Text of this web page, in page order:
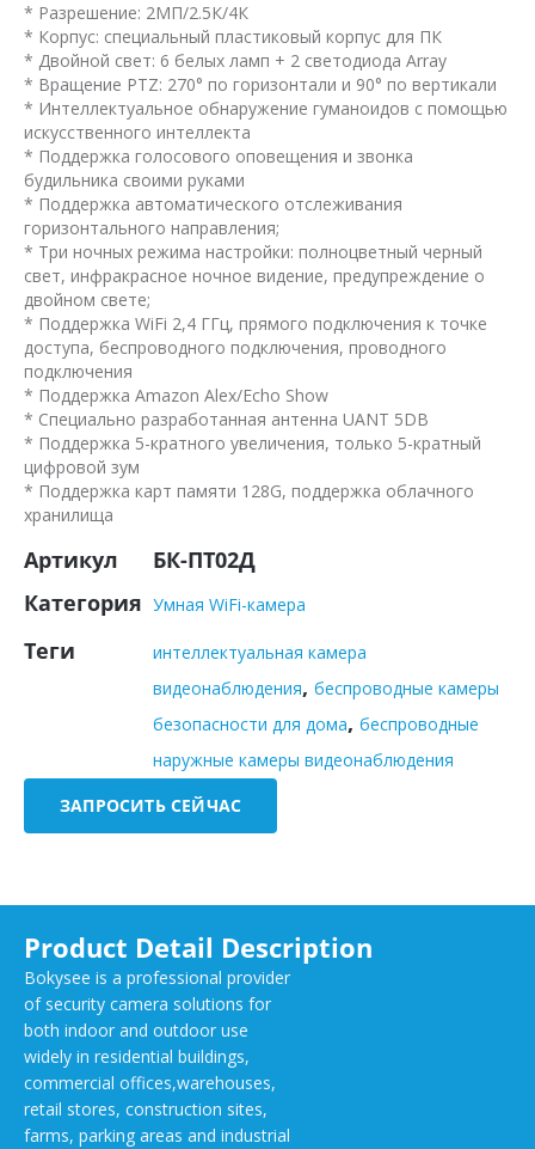
* Разрешение: 2МП/2.5К/4К
* Корпус: специальный пластиковый корпус для ПК
* Двойной свет: 6 белых ламп + 2 светодиода Array
* Вращение PTZ: 270° по горизонтали и 90° по вертикали
* Интеллектуальное обнаружение гуманоидов с помощью
искусственного интеллекта
* Поддержка голосового оповещения и звонка
будильника своими руками
* Поддержка автоматического отслеживания
горизонтального направления;
* Три ночных режима настройки: полноцветный черный
свет, инфракрасное ночное видение, предупреждение о
двойном свете;
* Поддержка WiFi 2,4 ГГц, прямого подключения к точке
доступа, беспроводного подключения, проводного
подключения
* Поддержка Amazon Alex/Echo Show
* Специально разработанная антенна UANT 5DB
* Поддержка 5-кратного увеличения, только 5-кратный
цифровой зум
* Поддержка карт памяти 128G, поддержка облачного
хранилища
Артикул
БК-ПТ02Д
Категория Умная WiFi-камера
Теги
интеллектуальная камера
видеонаблюдения, беспроводные камеры
безопасности для дома, беспроводные
наружные камеры видеонаблюдения
ЗАПРОСИТЬ СЕЙЧАС
Product Detail Description
Bokysee is a professional provider
of security camera solutions for
both indoor and outdoor use
widely in residential buildings,
commercial offices,warehouses,
retail stores, construction sites,
farms, parking areas and industrial